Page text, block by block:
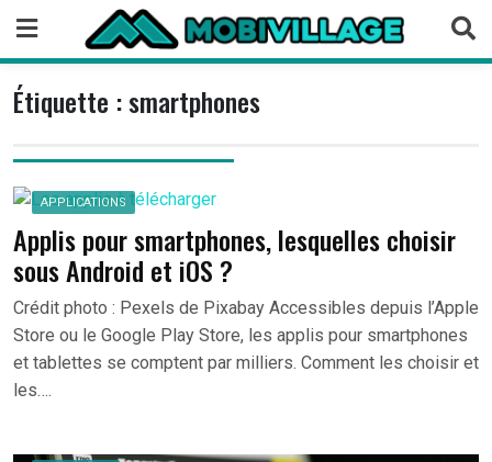
content
Étiquette :smartphones
APPLICATIONS
Applis pour smartphones, lesquelles choisir
sous Android et iOS ?
Crédit photo : Pexels de Pixabay Accessibles depuis l’Apple
Store ou le Google Play Store, les applis pour smartphones
et tablettes se comptent par milliers. Comment les choisir et
les….